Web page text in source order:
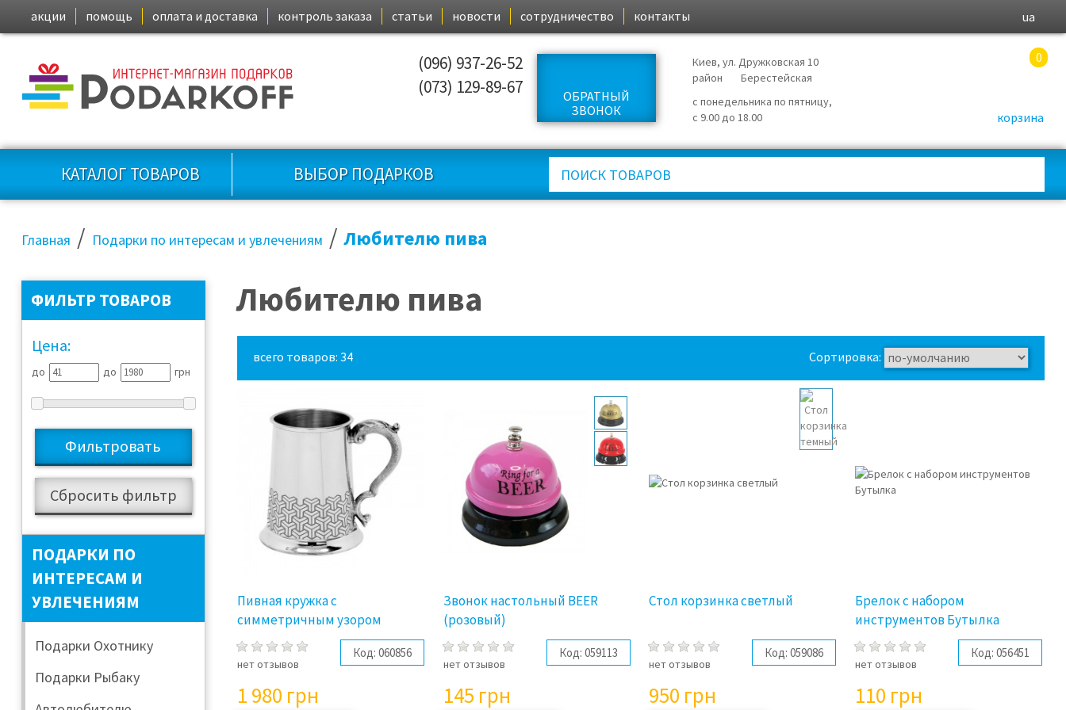
акции помощь оплата и доставка контроль заказа статьи новости сотрудничество контакты ua
(096) 937-26-52
(073) 129-89-67
ОБРАТНЫЙ
ЗВОНОК
Киев, ул. Дружковская 10
район
Берестейская
с понедельника по пятницу,
с 9.00 до 18.00
0
корзина
КАТАЛОГ ТОВАРОВ ВЫБОР ПОДАРКОВ
Главная / Подарки по интересам и увлечениям / Любителю пива
ФИЛЬТР ТОВАРОВ
Цена:
до до грн
ПОДАРКИ ПО
ИНТЕРЕСАМ И
УВЛЕЧЕНИЯМ
Подарки Охотнику
Подарки Рыбаку
Любителю пива
всего товаров: 34 Сортировка:
Пивная кружка с
симметричным узором
нет отзывов
Код: 060856
1 980 грн
Звонок настольный BEER
(розовый)
нет отзывов
Код: 059113
145 грн
Стол корзинка светлый
нет отзывов
Код: 059086
950 грн
Брелок с набором
инструментов Бутылка
нет отзывов
Код: 056451
110 грн